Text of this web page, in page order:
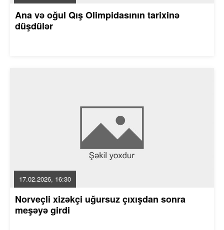
Ana və oğul Qış Olimpidasının tarixinə
düşdülər
17.02.2026, 16:30
Norveçli xizəkçi uğursuz çıxışdan sonra
meşəyə girdi